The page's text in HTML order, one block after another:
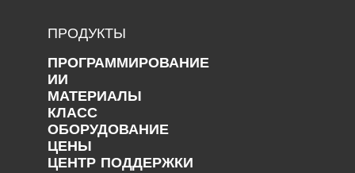
ПРОДУКТЫ
ПРОГРАММИРОВАНИЕ
ИИ
МАТЕРИАЛЫ
КЛАСС
ОБОРУДОВАНИЕ
ЦЕНЫ
ЦЕНТР ПОДДЕРЖКИ